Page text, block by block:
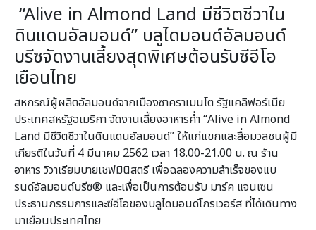
“Alive in Almond Land มีชีวิตชีวาใน
ดินแดนอัลมอนด์” บลูไดมอนด์อัลมอนด์
บรีซจัดงานเลี้ยงสุดพิเศษต้อนรับซีอีโอ
เยือนไทย
สหกรณ์ผู้ผลิตอัลมอนด์จากเมืองซาคราเมนโต รัฐแคลิฟอร์เนีย
ประเทศสหรัฐอเมริกา จัดงานเลี้ยงอาหารค่ำ “Alive in Almond
Land มีชีวิตชีวาในดินแดนอัลมอนด์” ให้แก่แขกและสื่อมวลชนผู้มี
เกียรติในวันที่ 4 มีนาคม 2562 เวลา 18.00-21.00 น. ณ ร้าน
อาหาร วิวาเรียมบายเชฟมินิสตรี เพื่อฉลองความสำเร็จของแบ
รนด์อัลมอนด์บรีซ® และเพื่อเป็นการต้อนรับ มาร์ค แจนเซน
ประธานกรรมการและซีอีโอของบลูไดมอนด์โกรเวอร์ส ที่ได้เดินทาง
มาเยือนประเทศไทย